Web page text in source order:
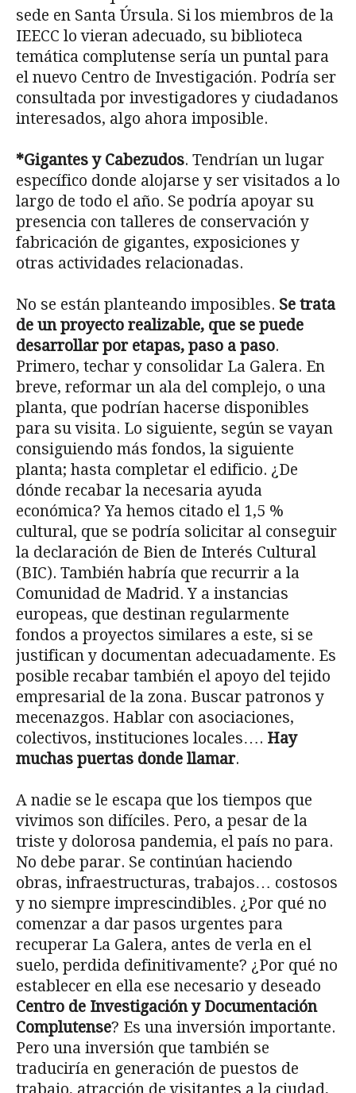
sede en Santa Úrsula. Si los miembros de la
IEECC lo vieran adecuado, su biblioteca
temática complutense sería un puntal para
el nuevo Centro de Investigación. Podría ser
consultada por investigadores y ciudadanos
interesados, algo ahora imposible.
*Gigantes y Cabezudos. Tendrían un lugar
específico donde alojarse y ser visitados a lo
largo de todo el año. Se podría apoyar su
presencia con talleres de conservación y
fabricación de gigantes, exposiciones y
otras actividades relacionadas.
No se están planteando imposibles. Se trata
de un proyecto realizable, que se puede
desarrollar por etapas, paso a paso.
Primero, techar y consolidar La Galera. En
breve, reformar un ala del complejo, o una
planta, que podrían hacerse disponibles
para su visita. Lo siguiente, según se vayan
consiguiendo más fondos, la siguiente
planta; hasta completar el edificio. ¿De
dónde recabar la necesaria ayuda
económica? Ya hemos citado el 1,5 %
cultural, que se podría solicitar al conseguir
la declaración de Bien de Interés Cultural
(BIC). También habría que recurrir a la
Comunidad de Madrid. Y a instancias
europeas, que destinan regularmente
fondos a proyectos similares a este, si se
justifican y documentan adecuadamente. Es
posible recabar también el apoyo del tejido
empresarial de la zona. Buscar patronos y
mecenazgos. Hablar con asociaciones,
colectivos, instituciones locales…. Hay
muchas puertas donde llamar.
A nadie se le escapa que los tiempos que
vivimos son difíciles. Pero, a pesar de la
triste y dolorosa pandemia, el país no para.
No debe parar. Se continúan haciendo
obras, infraestructuras, trabajos… costosos
y no siempre imprescindibles. ¿Por qué no
comenzar a dar pasos urgentes para
recuperar La Galera, antes de verla en el
suelo, perdida definitivamente? ¿Por qué no
establecer en ella ese necesario y deseado
Centro de Investigación y Documentación
Complutense? Es una inversión importante.
Pero una inversión que también se
traduciría en generación de puestos de